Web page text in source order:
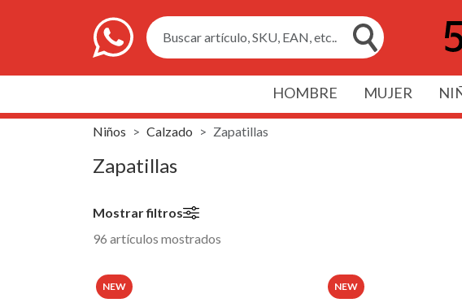
Buscar artículo, SKU, EAN, etc..
HOMBRE MUJER
Niños Calzado Zapatillas
Zapatillas
Mostrar filtros
96 artículos mostrados
NEW NEW